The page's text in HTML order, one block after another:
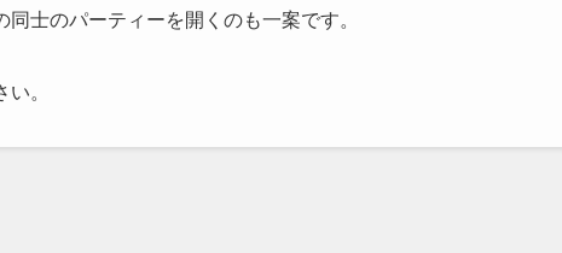
士のパーティーを開くのも一案です。
。